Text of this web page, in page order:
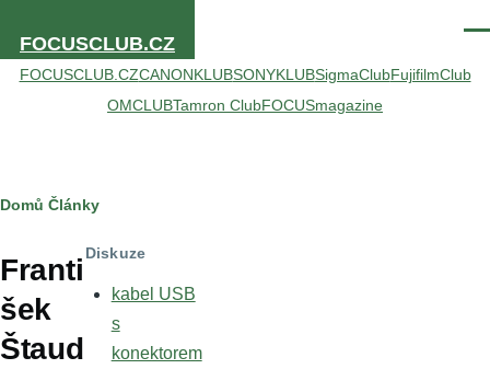
FOCUSCLUB.CZ
FOCUSCLUB.CZCANONKLUBSONYKLUBSigmaClubFujifilmClub
OMCLUBTamron ClubFOCUSmagazine
Drobečková
navigace
Domů Články
Franti
šek
Štaud
Diskuze
kabel USB
s
konektorem